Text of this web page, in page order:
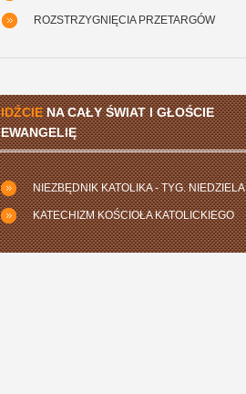
ROZSTRZYGNIĘCIA PRZETARGÓW
IDŹCIENA CAŁY ŚWIAT I GŁOŚCIE
EWANGELIĘ
NIEZBĘDNIK KATOLIKA - TYG. NIEDZIELA
KATECHIZM KOŚCIOŁA KATOLICKIEGO